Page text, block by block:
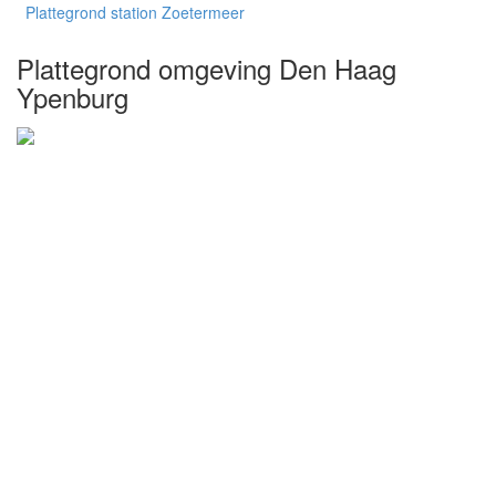
Plattegrond station Zoetermeer
Plattegrond omgeving Den Haag
Ypenburg